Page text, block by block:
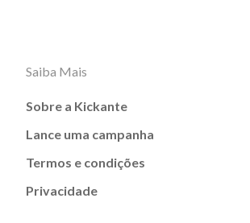
Saiba Mais
Sobre a Kickante
Lance uma campanha
Termos e condições
Privacidade